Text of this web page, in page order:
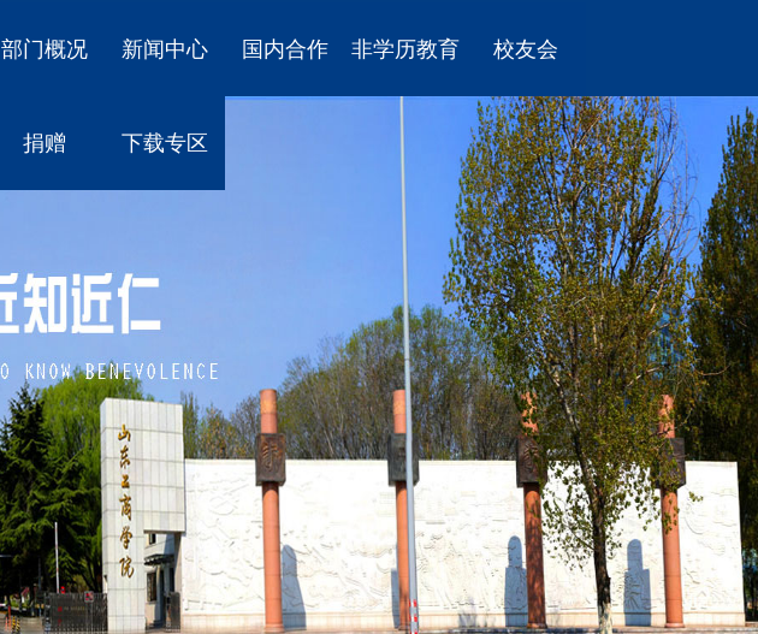
部门概况 新闻中心 国内合作 非学历教育 校友会
捐赠 下载专区